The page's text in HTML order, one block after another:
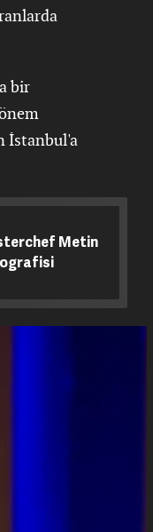
bir
İstanbul'a
Metin